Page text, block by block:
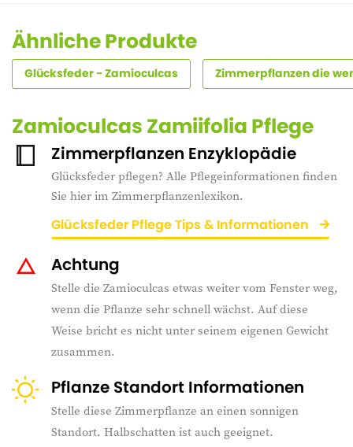
Ähnliche Produkte
Glücksfeder - Zamioculcas Zimmerpflanzen die
Zamioculcas Zamiifolia Pflege
Zimmerpflanzen Enzyklopädie
Glücksfeder pflegen? Alle Pflegeinformationen finden
Sie hier im Zimmerpflanzenlexikon.
Glücksfeder Pflege Tips & Informationen
Achtung
Stelle die Zamioculcas etwas weiter vom Fenster weg,
wenn die Pflanze sehr schnell wächst. Auf diese
Weise bricht es nicht unter seinem eigenen Gewicht
zusammen.
Pflanze Standort Informationen
Stelle diese Zimmerpflanze an einen sonnigen
Standort. Halbschatten ist auch geeignet.